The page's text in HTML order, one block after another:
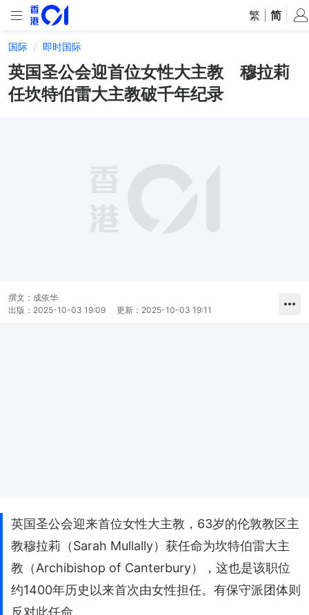
繁 简
国际 即时国际
英国圣公会迎首位女性大主教 穆拉莉
任坎特伯雷大主教破千年纪录
撰文： 成依华
出版： 2025-10-03 19:09 更新： 2025-10-03 19:11
英国圣公会迎来首位女性大主教，63岁的伦敦教区主
教穆拉莉（Sarah Mullally）获任命为坎特伯雷大主
教（Archibishop of Canterbury），这也是该职位
约1400年历史以来首次由女性担任。有保守派团体则
反对此任命。